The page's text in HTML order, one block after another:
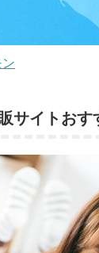
ン
サイトおす